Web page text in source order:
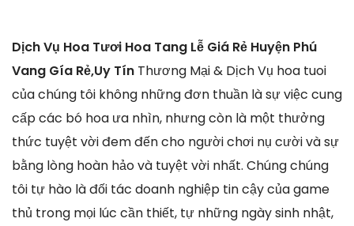
Dịch Vụ Hoa Tươi Hoa Tang Lễ Giá Rẻ Huyện Phú
Vang Gía Rẻ,Uy Tín Thương Mại & Dịch Vụ hoa tuoi
của chúng tôi không những đơn thuần là sự việc cung
cấp các bó hoa ưa nhìn, nhưng còn là một thưởng
thức tuyệt vời đem đến cho người chơi nụ cười và sự
bằng lòng hoàn hảo và tuyệt vời nhất. Chúng chúng
tôi tự hào là đối tác doanh nghiệp tin cậy của game
thủ trong mọi lúc cần thiết, tự những ngày sinh nhật,